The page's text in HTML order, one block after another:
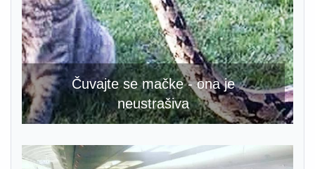
Čuvajte se mačke - ona je
neustrašiva